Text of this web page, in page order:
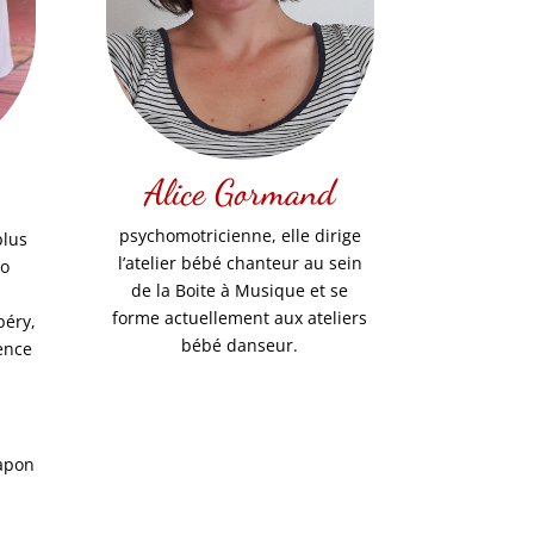
Alice Gormand
psychomotricienne, elle dirige
l’atelier bébé chanteur au sein
de la Boite à Musique et se
forme actuellement aux ateliers
bébé danseur.